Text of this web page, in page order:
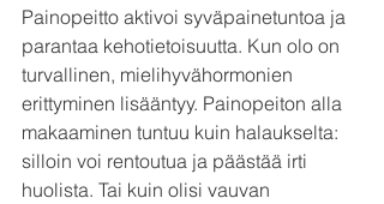
Painopeitto aktivoi syväpainetuntoa ja
parantaa kehotietoisuutta. Kun olo on
turvallinen, mielihyvähormonien
erittyminen lisääntyy. Painopeiton alla
makaaminen tuntuu kuin halaukselta:
silloin voi rentoutua ja päästää irti
huolista. Tai kuin olisi vauvan